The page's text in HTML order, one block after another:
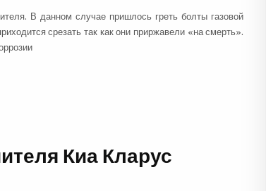
В данном случае пришлось греть болты газовой
срезать так как они приржавели «на смерть».
Киа Кларус